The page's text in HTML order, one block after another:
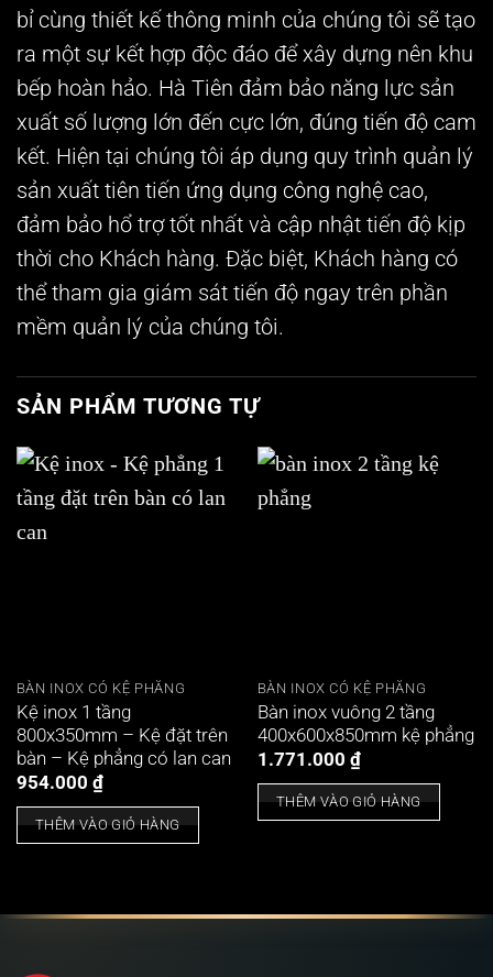
bỉ cùng thiết kế thông minh của chúng tôi sẽ tạo
ra một sự kết hợp độc đáo để xây dựng nên khu
bếp hoàn hảo. Hà Tiên đảm bảo năng lực sản
xuất số lượng lớn đến cực lớn, đúng tiến độ cam
kết. Hiện tại chúng tôi áp dụng quy trình quản lý
sản xuất tiên tiến ứng dụng công nghệ cao,
đảm bảo hổ trợ tốt nhất và cập nhật tiến độ kịp
thời cho Khách hàng. Đặc biệt, Khách hàng có
thể tham gia giám sát tiến độ ngay trên phần
mềm quản lý của chúng tôi.
SẢN PHẨM TƯƠNG TỰ
BÀN INOX CÓ KỆ PHẲNG
Kệ inox 1 tầng
800x350mm – Kệ đặt trên
bàn – Kệ phẳng có lan can
954.000 ₫
THÊM VÀO GIỎ HÀNG
BÀN INOX CÓ KỆ PHẲNG
Bàn inox vuông 2 tầng
400x600x850mm kệ phẳng
1.771.000 ₫
THÊM VÀO GIỎ HÀNG